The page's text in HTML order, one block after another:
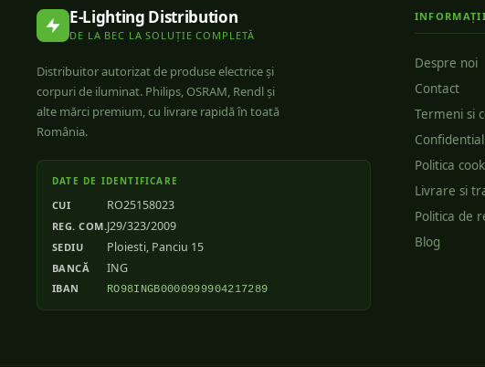
E-Lighting Distribution
DE LA BEC LA SOLUȚIE COMPLETĂ
Distribuitor autorizat de produse electrice și
corpuri de iluminat. Philips, OSRAM, Rendl și
alte mărci premium, cu livrare rapidă în toată
România.
DATE DE IDENTIFICARE
CUI RO25158023
REG. COM.J29/323/2009
SEDIU Ploiesti, Panciu 15
BANCĂ ING
IBAN RO98INGB0000999904217289
INFORMAȚII
Despre noi
Contact
Termeni si
Politica
Livrare si
Politica de
Blog